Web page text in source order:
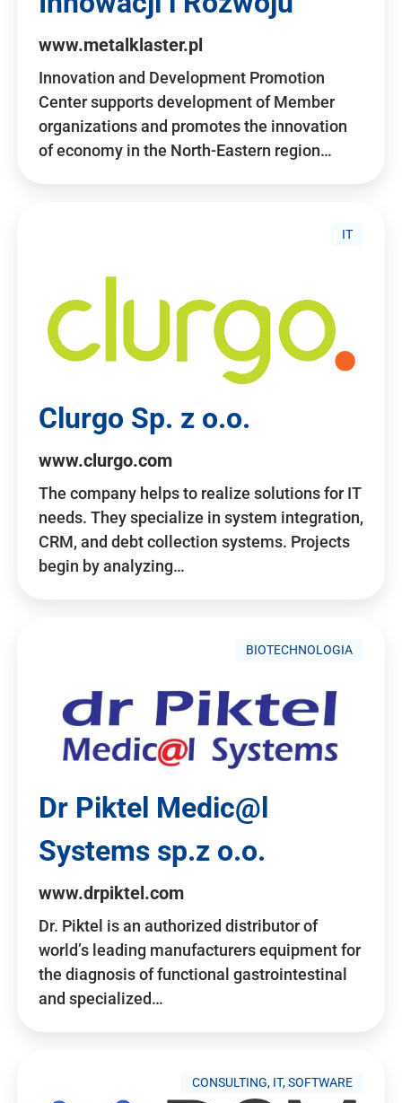
www.metalklaster.pl
Innovation and Development Promotion
Center supports development of Member
organizations and promotes the innovation
of economy in the North-Eastern region…
IT
Clurgo Sp. z o.o.
www.clurgo.com
The company helps to realize solutions for IT
needs. They specialize in system integration,
CRM, and debt collection systems. Projects
begin by analyzing…
BIOTECHNOLOGIA
Dr Piktel Medic@l
Systems sp.z o.o.
www.drpiktel.com
Dr. Piktel is an authorized distributor of
world’s leading manufacturers equipment for
the diagnosis of functional gastrointestinal
and specialized…
CONSULTING, IT, SOFTWARE